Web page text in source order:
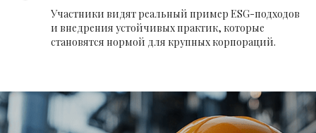
Участники видят реальный пример ESG-подходов
и внедрения устойчивых практик, которые
становятся нормой для крупных корпораций.